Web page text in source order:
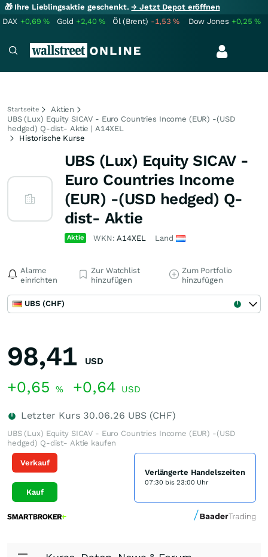
🎁 Ihre Lieblingsaktie geschenkt.→ Jetzt Depot eröffnen
DAX +0,69% Gold +2,40% Öl (Brent) -1,53% Dow Jones +0,25%
Startseite
Aktien
UBS (Lux) Equity SICAV - Euro Countries Income (EUR) -(USD
hedged) Q-dist- Aktie | A14XEL
Historische Kurse
UBS (Lux) Equity SICAV -
Euro Countries Income
(EUR) -(USD hedged) Q-
dist- Aktie
Aktie WKN:A14XEL Land
Alarme
einrichten
Zur Watchlist
hinzufügen
Zum Portfolio
hinzufügen
UBS (CHF)
98,41 USD
+0,65 % +0,64 USD
Letzter Kurs 30.06.26 UBS (CHF)
UBS (Lux) Equity SICAV - Euro Countries Income (EUR) -(USD
hedged) Q-dist- Aktie kaufen
Verkauf
Kauf
Verlängerte Handelszeiten
07:30 bis 23:00 Uhr